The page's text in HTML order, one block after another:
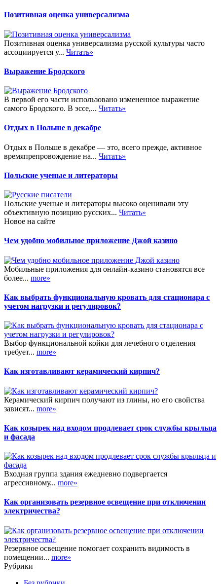
Позитивная оценка универсализма
Позитивная оценка универсализма русской культуры часто
ассоциируется у... Читать»
Выражение Бродского
В первой его части использовано измененное выражение
самого Бродского. В эссе,... Читать»
Отдых в Польше в декабре
Отдых в Польше в декабре — это, всего прежде, активное
времяпрепровождение на... Читать»
Польские ученые и литераторы
Польские ученые и литераторы высоко оценивали эту
объективную позицию русских... Читать»
Новое на сайте
Чем удобно мобильное приложение Джой казино
Мобильные приложения для онлайн-казино становятся все
более... more»
Как выбрать функциональную кровать для стационара с
учетом нагрузки и регулировок?
Выбор функциональной койки для лечебного отделения
требует... more»
Как изготавливают керамический кирпич?
Керамический кирпич получают из глины, но его свойства
зависят... more»
Как козырек над входом продлевает срок службы крыльца
и фасада
Входная группа здания ежедневно подвергается
агрессивному... more»
Как организовать резервное освещение при отключении
электричества?
Резервное освещение помогает сохранить видимость в
помещении... more»
Рубрики